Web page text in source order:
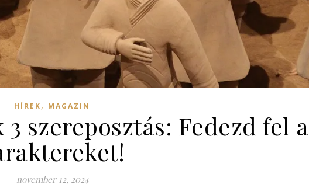
HÍREK, MAGAZIN
szereposztás: Fedezd fel a
november 12, 2024